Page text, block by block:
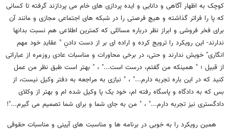
کوچک به اظهار آگاهی و دانایی و ایده پردازی های خام می پردازند گرفته تا کسانی
که پا را فراتر گذاشته و هیچ فرصتی را در شبکه های اجتماعی مجازی و مانند آن
برای فخر فروشی و ابراز نظر درباره مسائلی که کمترین اطلاعی هم نسبت بدانها
ندارند- این رویکرد را ترویج کرده و اراده ای بر از دست دادنِ " عقایدِ خود مهم
انگاری" خویش ندارند و حتی، در برخی محاورات و مناسبات عادی روزمره از عباراتی
از قبیل ؛ " همینکه من گفتم، درست است..." ، " بهتر است طبق نظر من عمل
کنید که در این باره تجربه دارم..." ، " نیازی به مراجعه به دفتر وکیل نیست، از
بس که به دادگاه و پاسگاه رفته ام، خود یک پا وکیل شده ام و بهتر از وکلای
دادگستری نیز تجربه دارم..." ، " من به جای شما و برای شما تصمیم می گیرم..."!
همین رویکرد را به خوبی در برنامه ها و مناسبت های آیینی و مناسبات حقوقی